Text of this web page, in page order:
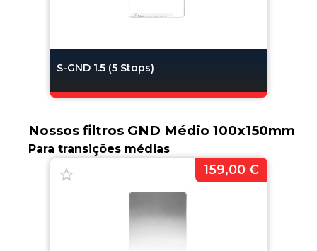
S-GND 1.5 (5 Stops)
Nossos filtros GND Médio 100x150mm
Para transições médias
159,00 €